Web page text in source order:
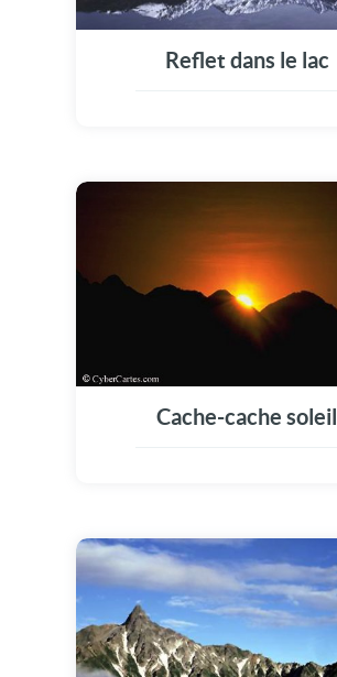
Reflet dans le lac
Cache-cache soleil